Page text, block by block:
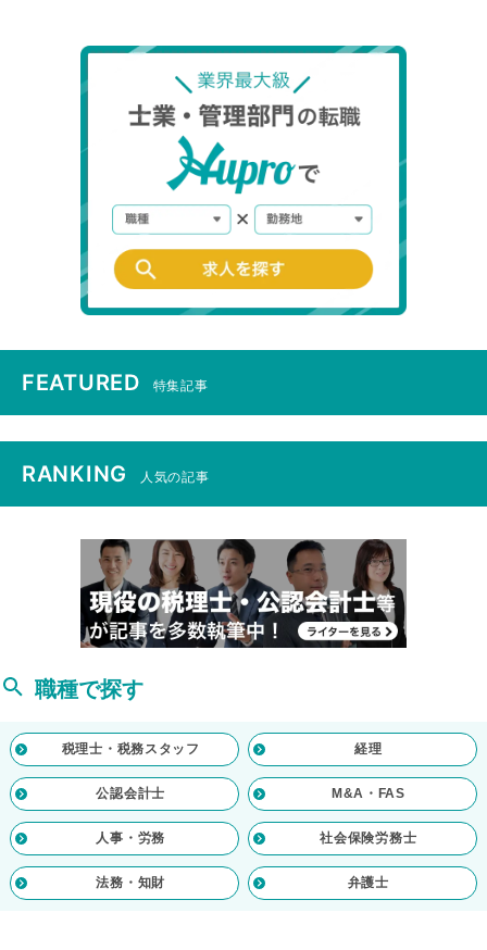
FEATURED 特集記事
RANKING 人気の記事
職種で探す
税理士・税務スタッフ 経理
公認会計士 M&A・FAS
人事・労務 社会保険労務士
法務・知財 弁護士